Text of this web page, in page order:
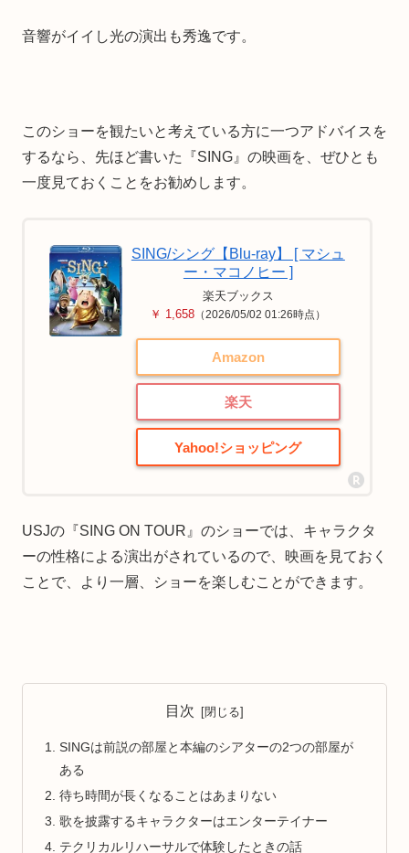
音響がイイし光の演出も秀逸です。
このショーを観たいと考えている方に一つアドバイスを
するなら、先ほど書いた『SING』の映画を、ぜひとも
一度見ておくことをお勧めします。
SING/シング【Blu-ray】 [ マシュ
ー・マコノヒー ]
楽天ブックス
￥ 1,658 （2026/05/02 01:26時点）
Amazon
楽天
Yahoo!ショッピング
USJの『SING ON TOUR』のショーでは、キャラクタ
ーの性格による演出がされているので、映画を見ておく
ことで、より一層、ショーを楽しむことができます。
目次
SINGは前説の部屋と本編のシアターの2つの部屋が
ある
待ち時間が長くなることはあまりない
歌を披露するキャラクターはエンターテイナー
テクリカルリハーサルで体験したときの話